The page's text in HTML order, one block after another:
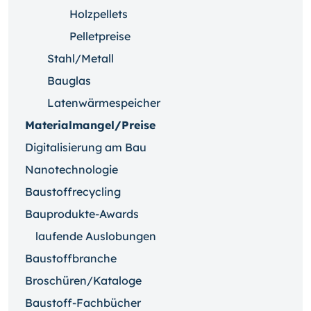
Holzpellets
Pelletpreise
Stahl/Metall
Bauglas
Latenwärmespeicher
Materialmangel/Preise
Digitalisierung am Bau
Nanotechnologie
Baustoffrecycling
Bauprodukte-Awards
laufende Auslobungen
Baustoffbranche
Broschüren/Kataloge
Baustoff-Fachbücher